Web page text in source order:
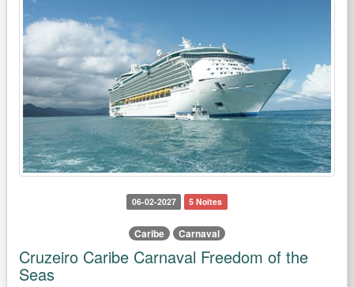
06-02-2027 5 Noites
Caribe Carnaval
Cruzeiro Caribe Carnaval Freedom of the
Seas